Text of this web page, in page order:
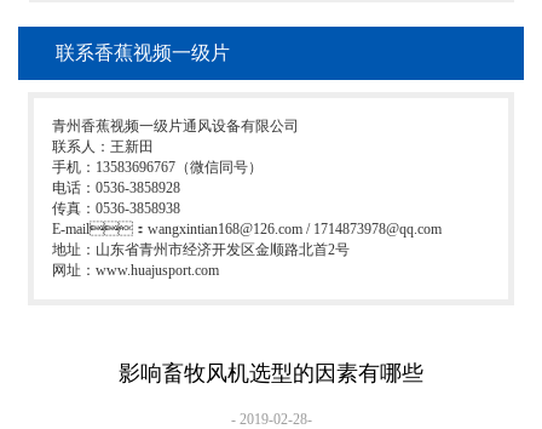
联系香蕉视频一级片
青州香蕉视频一级片通风设备有限公司
联系人：王新田
手机：13583696767（微信同号）
电话：0536-3858928
传真：0536-3858938
E-mail：wangxintian168@126.com / 1714873978@qq.com
地址：山东省青州市经济开发区金顺路北首2号
网址：www.huajusport.com
影响畜牧风机选型的因素有哪些
- 2019-02-28-